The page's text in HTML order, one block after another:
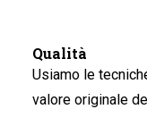
Qualità
Usiamo le
valore originale